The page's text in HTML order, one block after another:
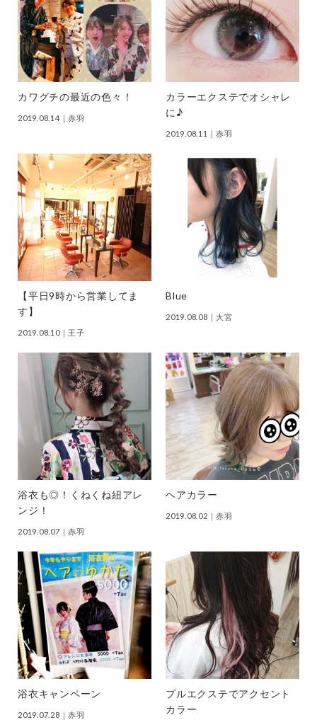
カワグチの最近の色々！
2019.08.14 ｜赤羽
カラーエクステでオシャレ
に♪
2019.08.11 ｜赤羽
【平日9時から営業してま
す】
2019.08.10｜王子
Blue
2019.08.08 ｜大宮
浴衣も◎！くねくね紐アレ
ンジ！
2019.08.07 ｜赤羽
ヘアカラー
2019.08.02 ｜赤羽
浴衣キャンペーン
2019.07.28 ｜赤羽
プルエクステでアクセント
カラー